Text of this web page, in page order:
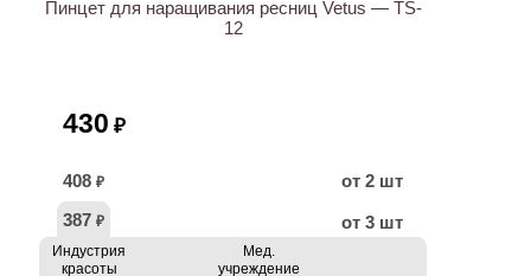
Пинцет для наращивания ресниц Vetus — TS-
12
430 ₽
408 ₽
от 2 шт
387 ₽ от 3 шт
Индустрия
красоты
Мед.
учреждение